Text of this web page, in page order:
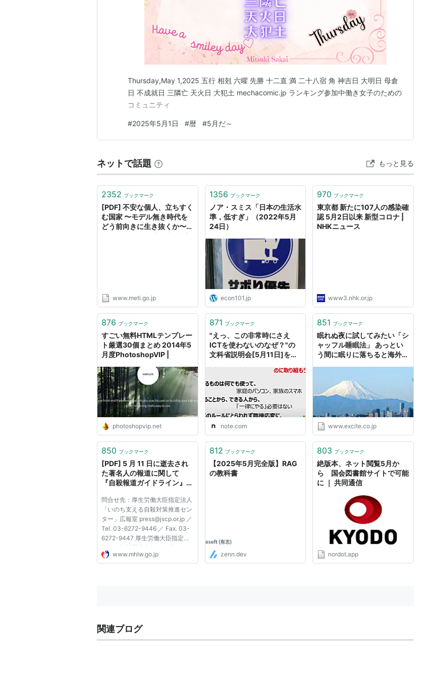
Thursday,May 1,2025 五行 相剋 六曜 先勝 十二直 満 二十八宿 角 神吉日 大明日 母倉
日 不成就日 三隣亡 天火日 大犯土 mechacomic.jp ランキング参加中働き女子のための
コミュニティ
#2025年5月1日 #暦 #5月だ～
ネットで話題 もっと見る
2352 ブックマーク
[PDF] 不安な個人、立ちすく
む国家 〜モデル無き時代を
どう前向きに生き抜くか〜
www.meti.go.jp
1356 ブックマーク
ノア・スミス「日本の生活水
準，低すぎ」（2022年5月
24日）
econ101.jp
970 ブックマーク
東京都 新たに107人の感染確
認 5月2日以来 新型コロナ |
NHKニュース
www3.nhk.or.jp
876 ブックマーク
すごい無料HTMLテンプレー
ト厳選30個まとめ 2014年5
月度PhotoshopVIP |
photoshopvip.net
871 ブックマーク
"えっ、この非常時にさえ
ICTを使わないのなぜ？"の
文科省説明会[5月11日]を文
note.com
851 ブックマーク
眠れぬ夜に試してみたい「シ
ャッフル睡眠法」 あっとい
う間に眠りに落ちると海外で
www.excite.co.jp
850 ブックマーク
[PDF] 5 月 11 日に逝去され
た著名人の報道に関して
『自殺報道ガイドライン』に
ることを踏まえ、 再度、自
殺報道に関する注意喚起をさ
せていただきます。
問合せ先：厚生労働大臣指定法人
「いのち支える自殺対策推進セン
ター」広報室 press@jscp.or.jp ／
Tel. 03-6272-9446 ／ Fax. 03-
6272-9447 厚生労働大臣指定法
人・一般社団法人 いのち支える
自殺対策推進センター 厚生労働
www.mhlw.go.jp
812 ブックマーク
【2025年5月完全版】RAG
の教科書
zenn.dev
803 ブックマーク
絶版本、ネット閲覧5月か
ら 国会図書館サイトで可能
に ｜ 共同通信
nordot.app
関連ブログ